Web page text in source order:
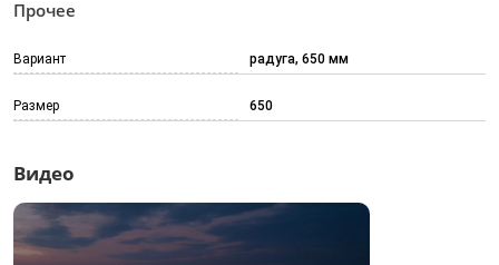
Прочее
Вариант радуга, 650 мм
Размер 650
Видео